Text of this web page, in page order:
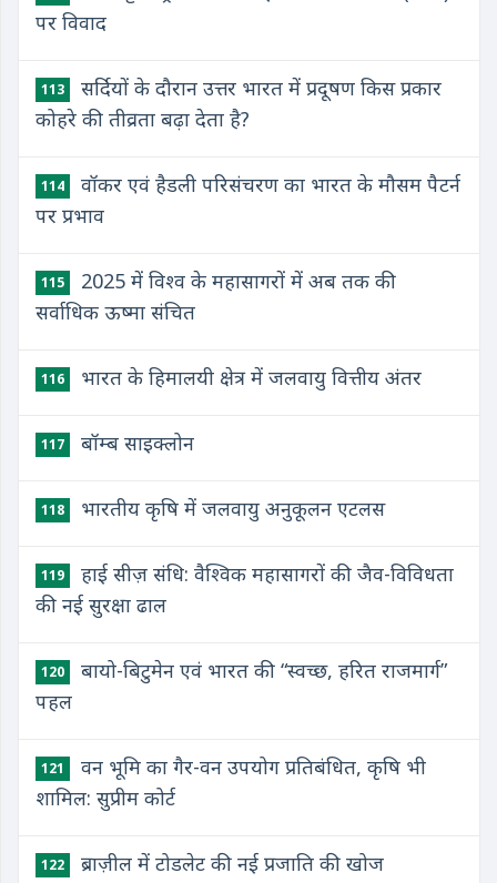
पर विवाद
113
सर्दियों के दौरान उत्तर भारत में प्रदूषण किस प्रकार
कोहरे की तीव्रता बढ़ा देता है?
114
वॉकर एवं हैडली परिसंचरण का भारत के मौसम पैटर्न
पर प्रभाव
115
2025 में विश्व के महासागरों में अब तक की
सर्वाधिक ऊष्मा संचित
116 भारत के हिमालयी क्षेत्र में जलवायु वित्तीय अंतर
117 बॉम्ब साइक्लोन
118 भारतीय कृषि में जलवायु अनुकूलन एटलस
119
हाई सीज़ संधि: वैश्विक महासागरों की जैव-विविधता
की नई सुरक्षा ढाल
120
बायो-बिटुमेन एवं भारत की “स्वच्छ, हरित राजमार्ग”
पहल
121
वन भूमि का गैर-वन उपयोग प्रतिबंधित, कृषि भी
शामिल: सुप्रीम कोर्ट
122 ब्राज़ील में टोडलेट की नई प्रजाति की खोज